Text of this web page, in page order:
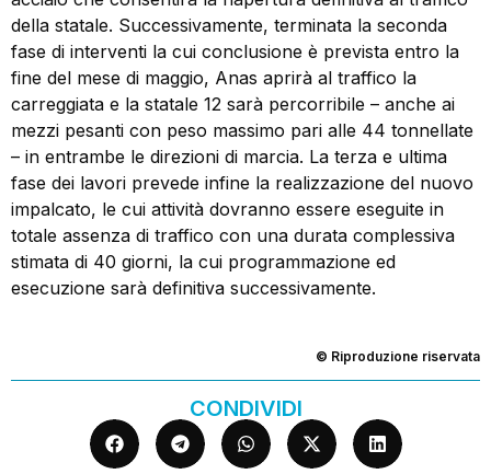
della statale. Successivamente, terminata la seconda
fase di interventi la cui conclusione è prevista entro la
fine del mese di maggio, Anas aprirà al traffico la
carreggiata e la statale 12 sarà percorribile – anche ai
mezzi pesanti con peso massimo pari alle 44 tonnellate
– in entrambe le direzioni di marcia. La terza e ultima
fase dei lavori prevede infine la realizzazione del nuovo
impalcato, le cui attività dovranno essere eseguite in
totale assenza di traffico con una durata complessiva
stimata di 40 giorni, la cui programmazione ed
esecuzione sarà definitiva successivamente.
© Riproduzione riservata
CONDIVIDI